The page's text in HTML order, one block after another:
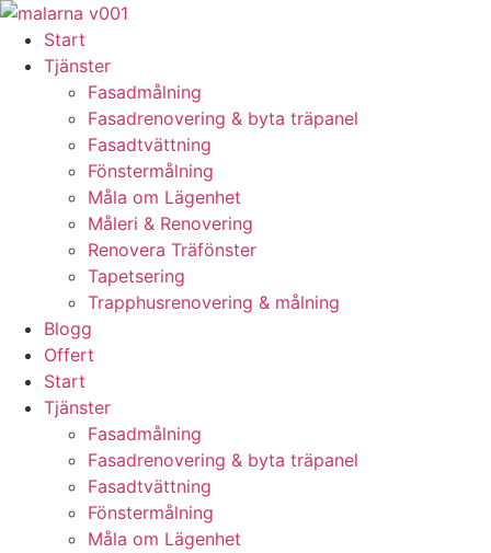
Skip
content
Start
Tjänster
Fasadmålning
Fasadrenovering & byta träpanel
Fasadtvättning
Fönstermålning
Måla om Lägenhet
Måleri & Renovering
Renovera Träfönster
Tapetsering
Trapphusrenovering & målning
Blogg
Offert
Start
Tjänster
Fasadmålning
Fasadrenovering & byta träpanel
Fasadtvättning
Fönstermålning
Måla om Lägenhet